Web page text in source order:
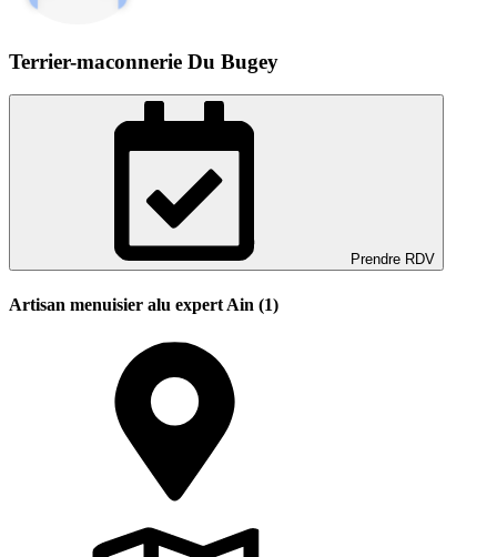
Terrier-maconnerie Du Bugey
Prendre RDV
Artisan menuisier alu expert Ain (1)